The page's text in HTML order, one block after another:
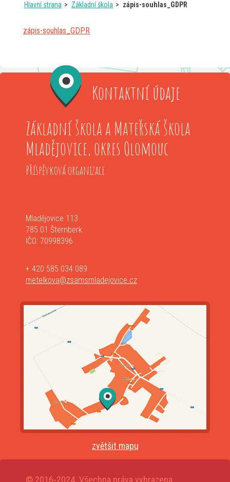
Hlavní strana Základní škola zápis-souhlas_GDPR
zápis-souhlas_GDPR
Kontaktní údaje
Základní škola a Mateřská škola
Mladějovice, okres Olomouc
Příspěvková organizace
Mladějovice 113
785 01 Šternberk
IČO: 70998396
+ 420 585 034 089
metelkova@zsamsmladejovice.cz
zvětšit mapu
© 2016-2024. Všechna práva vyhrazena.